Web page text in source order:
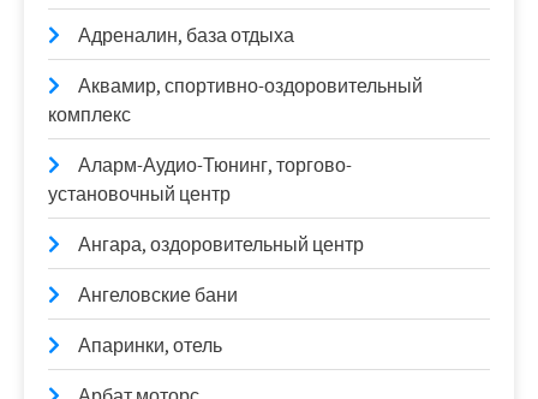
Адреналин, база отдыха
Аквамир, спортивно-оздоровительный
комплекс
Аларм-Аудио-Тюнинг, торгово-
установочный центр
Ангара, оздоровительный центр
Ангеловские бани
Апаринки, отель